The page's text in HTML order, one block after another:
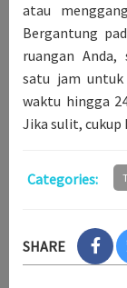
atau
Bergantung
ruangan Anda,
satu jam untuk
waktu hingga
Jika sulit, cukup
Categories:
SHARE